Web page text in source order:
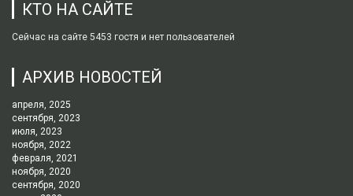
КТО НА САЙТЕ
Сейчас на сайте 5453 гостя и нет пользователей
АРХИВ НОВОСТЕЙ
апреля, 2025
сентября, 2023
июля, 2023
ноября, 2022
февраля, 2021
ноября, 2020
сентября, 2020